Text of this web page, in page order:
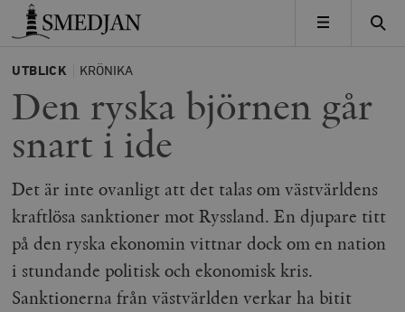
Timbro
MENY
UTBLICK KRÖNIKA
Den ryska björnen går
snart i ide
Det är inte ovanligt att det talas om västvärldens
kraftlösa sanktioner mot Ryssland. En djupare titt
på den ryska ekonomin vittnar dock om en nation
i stundande politisk och ekonomisk kris.
Sanktionerna från västvärlden verkar ha bitit